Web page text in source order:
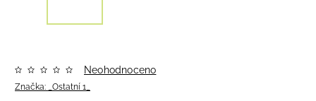
Značka: _Ostatní 1_
Neohodnoceno